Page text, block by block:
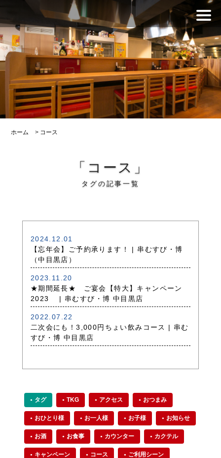
ホーム > コース
「コース」
タグの記事一覧
2024.12.01
【忘年会】ご予約承ります！ | 串むすび・博
（中目黒店）
2023.11.20
★期間延長★ ご宴会【特大】キャンペーン
2023 | 串むすび・博 中目黒店
2022.07.22
二次会にも！3,000円ちょい飲みコース | 串む
すび・博 中目黒店
タグ TKG アクセス おつまみ
おひとり様 お一人様 お子様 お知らせ
お酒 お食事 カウンター カクテル
キャンペーン コース ご利用シーン